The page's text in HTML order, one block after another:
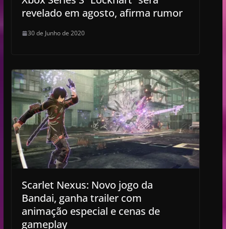
revelado em agosto, afirma rumor
30 de Junho de 2020
Scarlet Nexus: Novo jogo da
Bandai, ganha trailer com
animação especial e cenas de
gameplay